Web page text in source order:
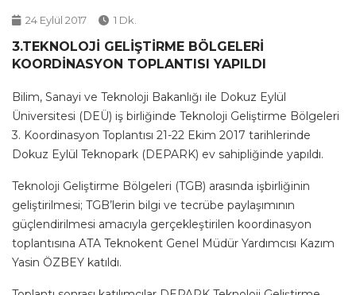
24 Eylül 2017 1 Dk.
3.TEKNOLOJİ GELİŞTİRME BÖLGELERİ
KOORDİNASYON TOPLANTISI YAPILDI
Bilim, Sanayi ve Teknoloji Bakanlığı ile Dokuz Eylül
Üniversitesi (DEÜ) iş birliğinde Teknoloji Geliştirme Bölgeleri
3. Koordinasyon Toplantısı 21-22 Ekim 2017 tarihlerinde
Dokuz Eylül Teknopark (DEPARK) ev sahipliğinde yapıldı.
Teknoloji Geliştirme Bölgeleri (TGB) arasında işbirliğinin
geliştirilmesi; TGB’lerin bilgi ve tecrübe paylaşımının
güçlendirilmesi amacıyla gerçekleştirilen koordinasyon
toplantısına ATA Teknokent Genel Müdür Yardımcısı Kazım
Yasin ÖZBEY katıldı.